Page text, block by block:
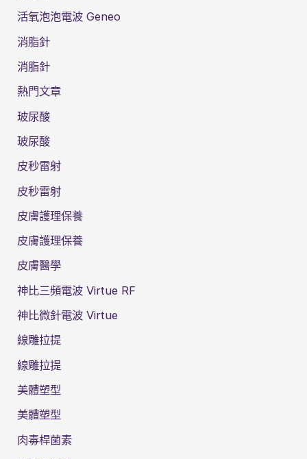
活氧泡泡電波 Geneo
消脂針
消脂針
熱門文章
玻尿酸
玻尿酸
皮秒雷射
皮秒雷射
皮膚護理保養
皮膚護理保養
皮膚醫學
神比三頻電波 Virtue RF
神比微針電波 Virtue
線雕拉提
線雕拉提
美體塑型
美體塑型
肉毒桿菌素